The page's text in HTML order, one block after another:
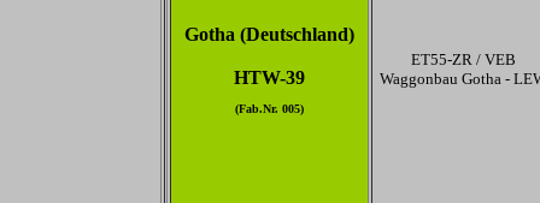
Gotha (Deutschland)
HTW-39
(Fab.Nr. 005)
ET55-ZR / VEB
Waggonbau Gotha -